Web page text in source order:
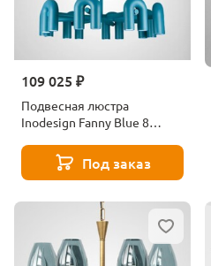
109 025 ₽
Подвесная люстра
Inodesign Fanny Blue 8
Под заказ